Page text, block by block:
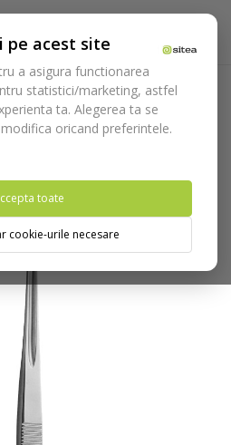
pe acest site
a asigura functionarea
statistici/marketing, astfel
ta. Alegerea ta se
oricand preferintele.
toate
cookie-urile necesare
si implantologie
955/5
tara din care accesati website-ul